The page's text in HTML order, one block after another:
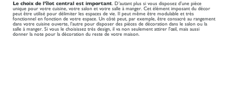
Le choix de l’îlot central est important . D’autant plus si vous disposez d’une pièce
unique pour votre cuisine, votre salon et votre salle à manger. Cet élément imposant du décor
peut être utilisé pour délimiter les espaces de vie. Il peut même être modulable et très
fonctionnel en fonction de votre espace. Un côté peut, par exemple, être consacré au rangement
dans votre cuisine ouverte, l’autre pour disposer des pièces de décoration dans le salon ou la
salle à manger. Si vous le choisissez très design, il va non seulement attirer l'œil, mais aussi
donner la note pour la décoration du reste de votre maison.